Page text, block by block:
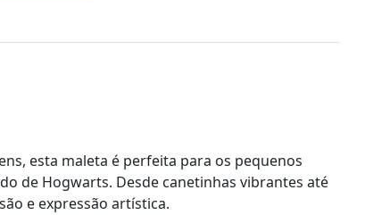
esta maleta é perfeita para os pequenos
de Hogwarts. Desde canetinhas vibrantes até
e expressão artística.